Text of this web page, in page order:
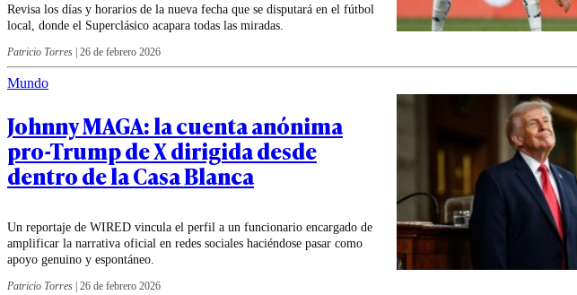
Revisa los días y horarios de la nueva fecha que se disputará en el fútbol
local, donde el Superclásico acapara todas las miradas.
Patricio Torres | 26 de febrero 2026
Mundo
Johnny MAGA: la cuenta anónima
pro-Trump de X dirigida desde
dentro de la Casa Blanca
Un reportaje de WIRED vincula el perfil a un funcionario encargado de
amplificar la narrativa oficial en redes sociales haciéndose pasar como
apoyo genuino y espontáneo.
Patricio Torres | 26 de febrero 2026